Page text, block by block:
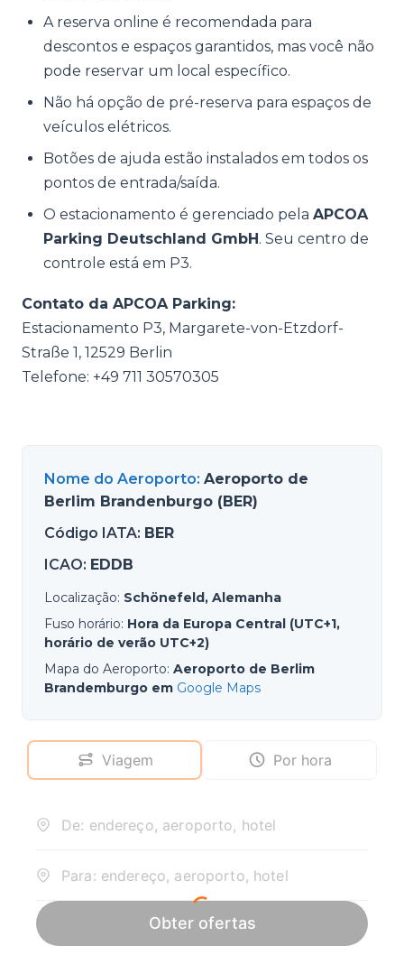
A reserva online é recomendada para
descontos e espaços garantidos, mas você não
pode reservar um local específico.
Não há opção de pré-reserva para espaços de
veículos elétricos.
Botões de ajuda estão instalados em todos os
pontos de entrada/saída.
O estacionamento é gerenciado pela APCOA
Parking Deutschland GmbH. Seu centro de
controle está em P3.
Contato da APCOA Parking:
Estacionamento P3, Margarete-von-Etzdorf-
Straße 1, 12529 Berlin
Telefone: +49 711 30570305
Nome do Aeroporto: Aeroporto de
Berlim Brandenburgo (BER)
Código IATA: BER
ICAO: EDDB
Localização: Schönefeld, Alemanha
Fuso horário: Hora da Europa Central (UTC+1,
horário de verão UTC+2)
Mapa do Aeroporto: Aeroporto de Berlim
Brandemburgo em Google Maps